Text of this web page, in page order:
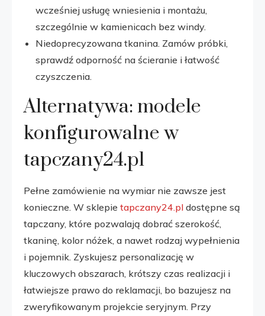
wcześniej usługę wniesienia i montażu,
szczególnie w kamienicach bez windy.
Niedoprecyzowana tkanina. Zamów próbki,
sprawdź odporność na ścieranie i łatwość
czyszczenia.
Alternatywa: modele
konfigurowalne w
tapczany24.pl
Pełne zamówienie na wymiar nie zawsze jest
konieczne. W sklepie tapczany24.pl dostępne są
tapczany, które pozwalają dobrać szerokość,
tkaninę, kolor nóżek, a nawet rodzaj wypełnienia
i pojemnik. Zyskujesz personalizację w
kluczowych obszarach, krótszy czas realizacji i
łatwiejsze prawo do reklamacji, bo bazujesz na
zweryfikowanym projekcie seryjnym. Przy